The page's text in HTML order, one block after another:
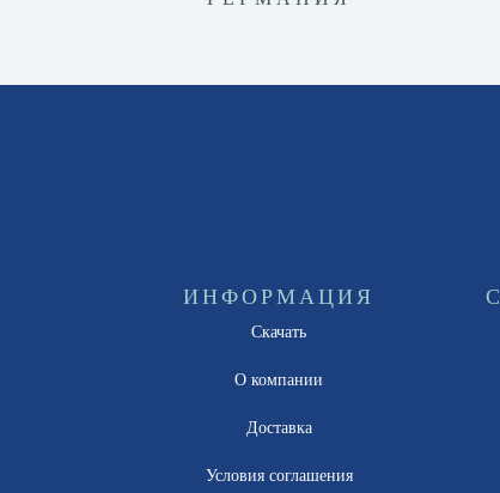
ИНФОРМАЦИЯ
Скачать
О компании
Доставка
Условия соглашения